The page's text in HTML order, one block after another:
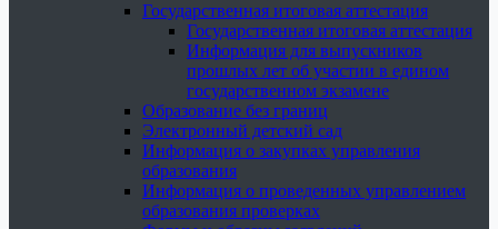
Государственная итоговая аттестация
Государственная итоговая аттестация
Информация для выпускников
прошлых лет об участии в едином
государственном экзамене
Образование без границ
Электронный детский сад
Информация о закупках управления
образования
Информация о проведенных управлением
образования проверках